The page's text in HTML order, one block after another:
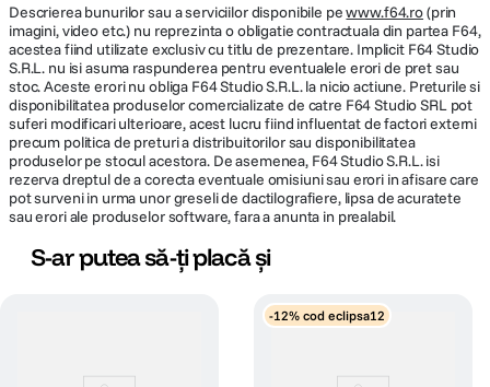
Descrierea bunurilor sau a serviciilor disponibile pewww.f64.ro(prin
imagini, video etc.) nu reprezinta o obligatie contractuala din partea F64,
acestea fiind utilizate exclusiv cu titlu de prezentare. Implicit F64 Studio
S.R.L. nu isi asuma raspunderea pentru eventualele erori de pret sau
stoc. Aceste erori nu obliga F64 Studio S.R.L. la nicio actiune. Preturile si
disponibilitatea produselor comercializate de catre F64 Studio SRL pot
suferi modificari ulterioare, acest lucru fiind influentat de factori externi
precum politica de preturi a distribuitorilor sau disponibilitatea
produselor pe stocul acestora. De asemenea, F64 Studio S.R.L. isi
rezerva dreptul de a corecta eventuale omisiuni sau erori in afisare care
pot surveni in urma unor greseli de dactilografiere, lipsa de acuratete
sau erori ale produselor software, fara a anunta in prealabil.
S-ar putea să-ți placă și
-12% cod eclipsa12